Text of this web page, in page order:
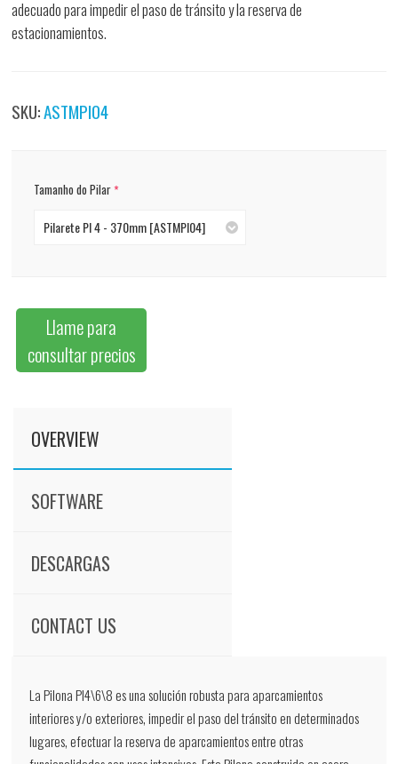
adecuado para impedir el paso de tránsito y la reserva de
estacionamientos.
SKU:ASTMPI04
Tamanho do Pilar*
Pilarete PI 4 - 370mm [ASTMPI04]
Llame para
consultar precios
OVERVIEW
SOFTWARE
DESCARGAS
CONTACT US
La Pilona PI4\6\8 es una solución robusta para aparcamientos
interiores y/o exteriores, impedir el paso del tránsito en determinados
lugares, efectuar la reserva de aparcamientos entre otras